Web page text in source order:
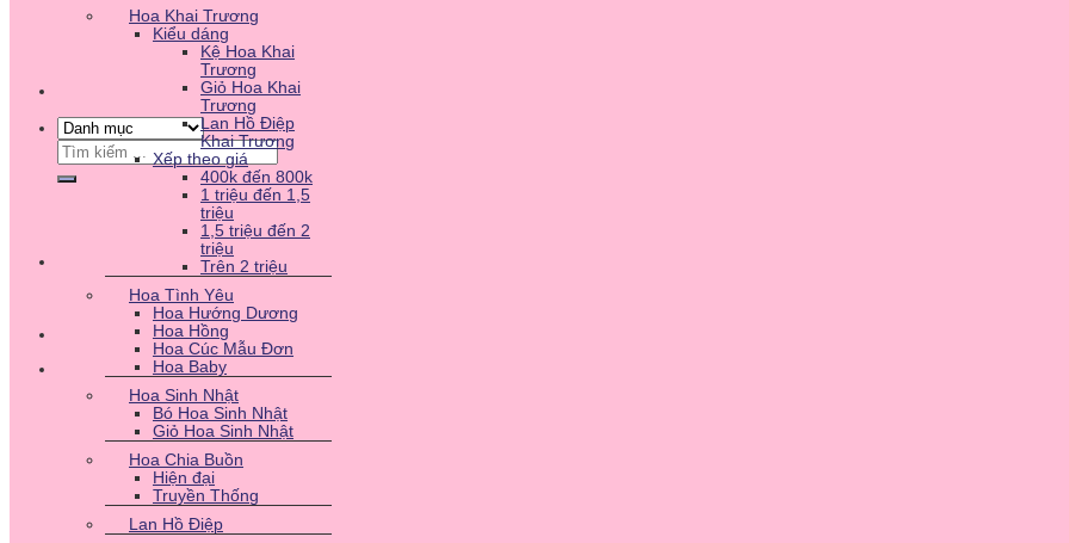
Tìm
kiếm:
Hoa Khai Trương
Kiểu dáng
Kệ Hoa Khai
Trương
Giỏ Hoa Khai
Trương
Lan Hồ Điệp
Khai Trương
Xếp theo giá
400k đến 800k
1 triệu đến 1,5
triệu
1,5 triệu đến 2
triệu
Trên 2 triệu
Hoa Tình Yêu
Hoa Hướng Dương
Hoa Hồng
Hoa Cúc Mẫu Đơn
Hoa Baby
Hoa Sinh Nhật
Bó Hoa Sinh Nhật
Giỏ Hoa Sinh Nhật
Hoa Chia Buồn
Hiện đại
Truyền Thống
Lan Hồ Điệp